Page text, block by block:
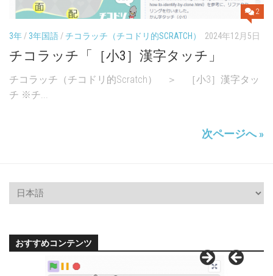
2
3年 / 3年国語 /チコラッチ（チコドリ的SCRATCH） 2024年12月5日
チコラッチ「［小3］漢字タッチ」
チコラッチ（チコドリ的Scratch） ＞ ［小3］漢字タッ
チ ※チ...
次ページへ »
おすすめコンテンツ